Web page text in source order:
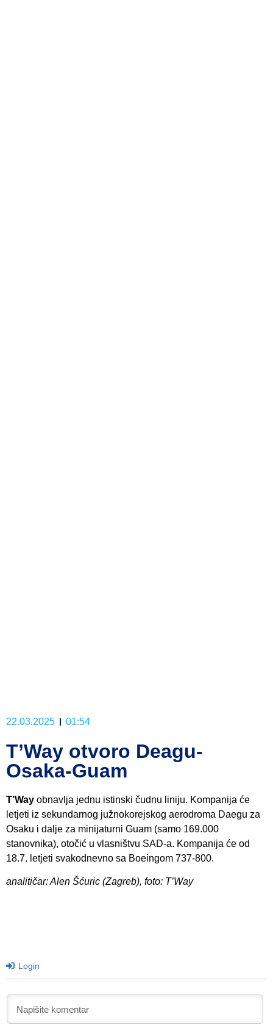
22.03.2025 01:54
T’Way otvoro Deagu-
Osaka-Guam
T’Way obnavlja jednu istinski čudnu liniju. Kompanija će
letjeti iz sekundarnog južnokorejskog aerodroma Daegu za
Osaku i dalje za minijaturni Guam (samo 169.000
stanovnika), otočić u vlasništvu SAD-a. Kompanija će od
18.7. letjeti svakodnevno sa Boeingom 737-800.
analitičar: Alen Šćuric (Zagreb), foto: T’Way
Login